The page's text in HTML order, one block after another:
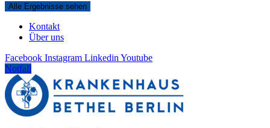
Alle Ergebnisse sehen
Kontakt
Über uns
Facebook Instagram Linkedin Youtube
Notfall